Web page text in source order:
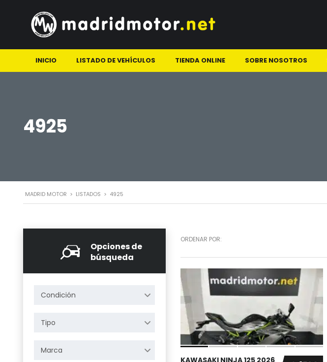
INICIO LISTADO DE VEHÍCULOS TIENDA ONLINE SOBRE NOSOTROS
4925
MADRID MOTOR > LISTADOS > 4925
Opciones de
búsqueda
Condición
Tipo
Marca
ORDENAR POR:
KAWASAKI NINJA 125 2026